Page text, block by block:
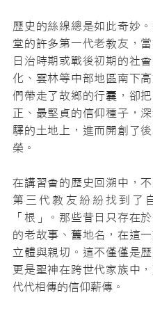
歷史的絲線總是如此奇妙
堂的許多第一代老教友，
日治時期或戰後初期的社
化、雲林等中部地區南下
們帶走了故鄉的行囊，卻
正、最堅貞的信仰種子，
驛的土地上，進而開創了
榮。
在講習會的歷史回溯中，不
第三代教友紛紛找到了
「根」。那些昔日只存在
的老故事、舊地名，在這
立體與親切。這不僅僅是歷
更是聖神在跨世代家族中，
代代相傳的信仰薪傳。